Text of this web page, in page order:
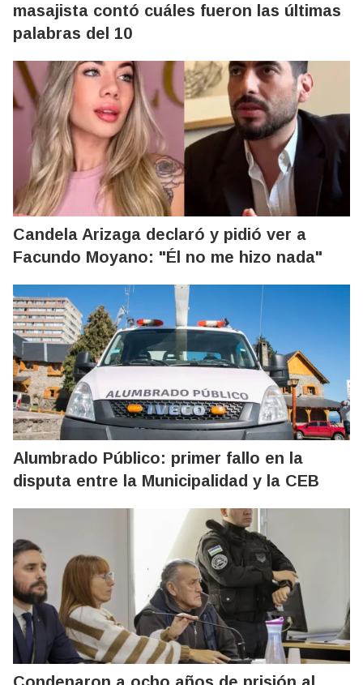
masajista contó cuáles fueron las últimas
palabras del 10
Candela Arizaga declaró y pidió ver a
Facundo Moyano: "Él no me hizo nada"
Alumbrado Público: primer fallo en la
disputa entre la Municipalidad y la CEB